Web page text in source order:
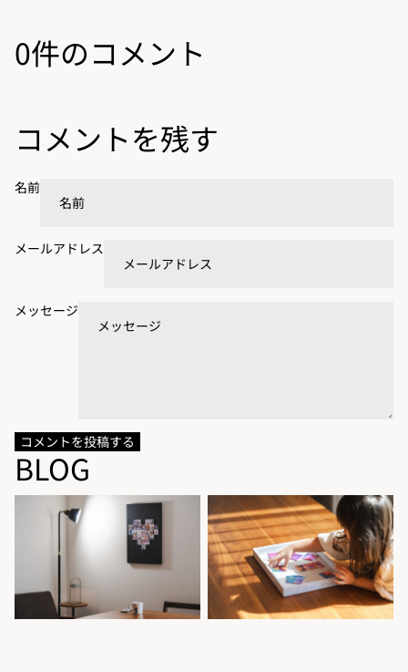
0件のコメント
コメントを残す
名前
メールアドレス
メッセージ
コメントを投稿する
BLOG
写真をプレゼントするなら。相
手に気を使わせない贈り方
パズルは何歳からできる？1歳半
で「できた！」に届く、初めて
のパズルの選び方